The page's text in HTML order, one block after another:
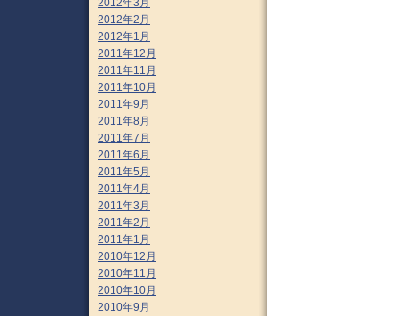
2012年3月
2012年2月
2012年1月
2011年12月
2011年11月
2011年10月
2011年9月
2011年8月
2011年7月
2011年6月
2011年5月
2011年4月
2011年3月
2011年2月
2011年1月
2010年12月
2010年11月
2010年10月
2010年9月